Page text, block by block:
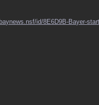
id/8E6D9B-Bayer-